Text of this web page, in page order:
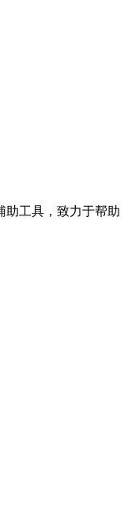
助工具，致力于帮助